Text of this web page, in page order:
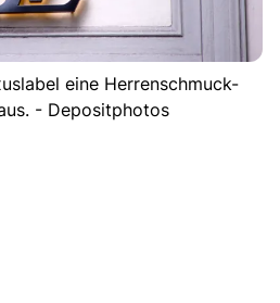
eine Herrenschmuck-
- Depositphotos